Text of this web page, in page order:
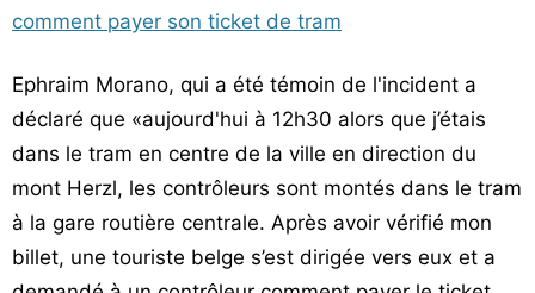
Ephraim Morano, qui a été témoin de l'incident a
déclaré que «aujourd'hui à 12h30 alors que j’étais
dans le tram en centre de la ville en direction du
mont Herzl, les contrôleurs sont montés dans le tram
à la gare routière centrale. Après avoir vérifié mon
billet, une touriste belge s’est dirigée vers eux et a